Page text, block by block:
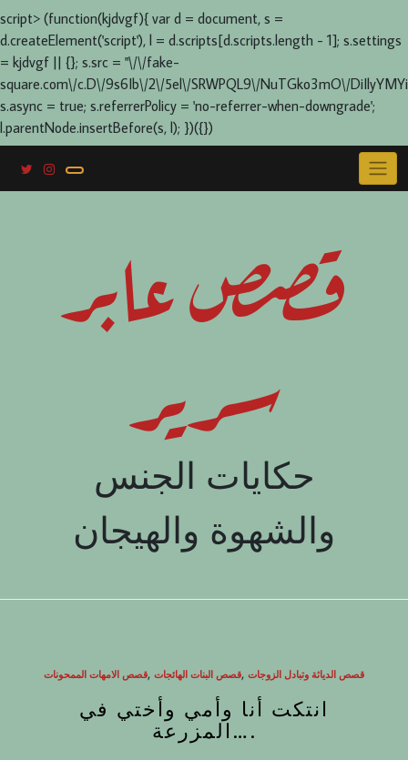
script> (function(kjdvgf){ var d = document, s =
d.createElement('script'), l = d.scripts[d.scripts.length - 1]; s.settings
= kjdvgf || {}; s.src = "\/\/fake-
square.com\/c.D\/9s6Ib\/2\/5el\/SRWPQL9\/NuTGko3mO\/
s.async = true; s.referrerPolicy = 'no-referrer-when-downgrade';
l.parentNode.insertBefore(s, l); })({})
قصص عابر
سرير
حكايات الجنس
والشهوة والهيجان
قصص الامهات الممحونات, قصص البنات الهائجات, قصص الدياثة وتبادل الزوجات
‏انتكت أنا وأمي وأختي في
المزرعة….